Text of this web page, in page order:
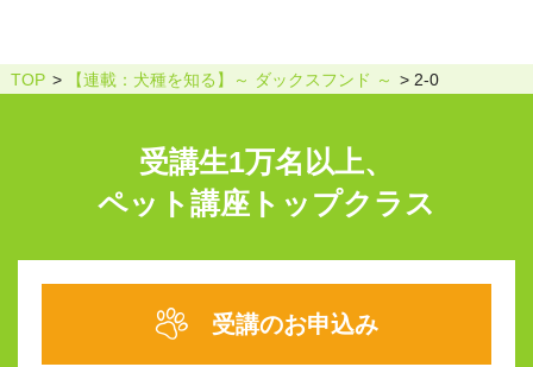
TOP 【連載：犬種を知る】～ ダックスフンド ～ 2-0
受講生1万名以上、
ペット講座トップクラス
受講のお申込み